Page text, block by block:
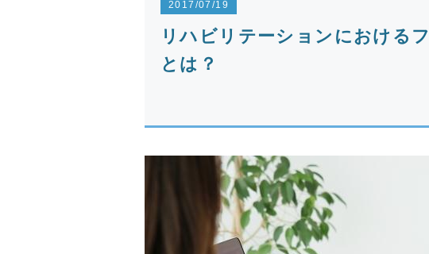
2017/07/19
リハビリテーションにおける
とは？